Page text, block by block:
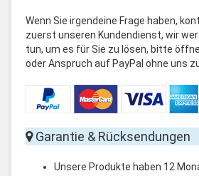
Wenn Sie irgendeine Frage haben,
zuerst unseren Kundendienst, wir
tun, um es für Sie zu lösen, bitte
oder Anspruch auf PayPal ohne uns
Garantie & Rücksendungen
Unsere Produkte haben 12